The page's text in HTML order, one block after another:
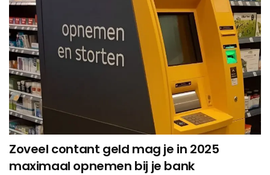
Zoveel contant geld mag je in 2025
maximaal opnemen bij je bank